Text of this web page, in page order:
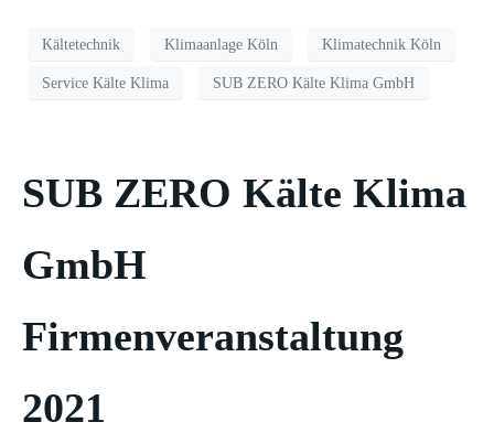
Kältetechnik Klimaanlage Köln Klimatechnik Köln
Service Kälte Klima SUB ZERO Kälte Klima GmbH
SUB ZERO Kälte Klima
GmbH
Firmenveranstaltung
2021